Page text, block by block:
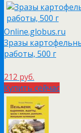
Online.globus.ru
Зразы
работы, 500 г
212 руб.
Купить сейчас